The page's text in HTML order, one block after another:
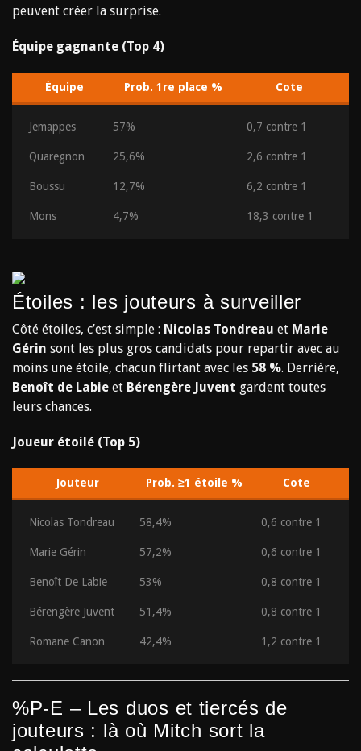
peuvent créer la surprise.
Équipe gagnante (Top 4)
Équipe Prob. 1re place % Cote
Jemappes 57% 0,7 contre 1
Quaregnon 25,6% 2,6 contre 1
Boussu 12,7% 6,2 contre 1
Mons 4,7% 18,3 contre 1
Étoiles : les jouteurs à surveiller
Côté étoiles, c’est simple : Nicolas Tondreau et Marie
Gérin sont les plus gros candidats pour repartir avec au
moins une étoile, chacun flirtant avec les 58 %. Derrière,
Benoît de Labie et Bérengère Juvent gardent toutes
leurs chances.
Joueur étoilé (Top 5)
Jouteur Prob. ≥1 étoile % Cote
Nicolas Tondreau 58,4% 0,6 contre 1
Marie Gérin 57,2% 0,6 contre 1
Benoît De Labie 53% 0,8 contre 1
Bérengère Juvent 51,4% 0,8 contre 1
Romane Canon 42,4% 1,2 contre 1
%P-E – Les duos et tiercés de
jouteurs : là où Mitch sort la